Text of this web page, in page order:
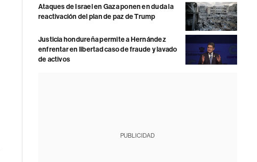
Ataques de Israel en Gaza ponen en duda la
reactivación del plan de paz de Trump
Justicia hondureña permite a Hernández
enfrentar en libertad caso de fraude y lavado
de activos
PUBLICIDAD